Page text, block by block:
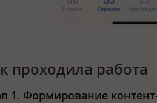
проходила работа
1. Формирование